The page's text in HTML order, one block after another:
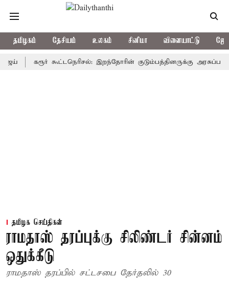
தமிழகம் தேசியம் உலகம் சினிமா விளையாட்டு
கரூர் கூட்டநெரிசல்: இறந்தோரின் குடும்பத்தினருக்கு அரசுப்பணி
தமிழக செய்திகள்
ராமதாஸ் தரப்புக்கு சிலிண்டர் சின்னம்
ஒதுக்கீடு
ராமதாஸ் தரப்பில் சட்டசபை தேர்தலில் 30